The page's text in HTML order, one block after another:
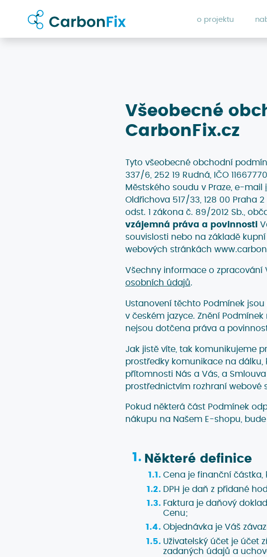
o projektu
Všeobecné
CarbonFix.cz
Tyto všeobecné obchodní
337/6, 252 19 Rudná, IČO
Městského soudu v Praze, e-mail
Oldřichova 517/33, 128 00 Praha
odst. 1 zákona č. 89/2012 Sb.,
vzájemná práva a povinnosti
souvislosti nebo na základě
webových stránkách
Všechny informace o
osobních údajů.
Ustanovení těchto Podmínek
v českém jazyce. Znění
nejsou dotčena práva a
Jak jistě víte, tak komunikujeme
prostředky komunikace na
přítomnosti Nás a Vás, a
prostřednictvím rozhraní webové
Pokud některá část Podmínek
nákupu na Našem E-shopu,
Některé definice
Cena je finanční částka,
DPH je daň z přidané
Faktura je daňový
Cenu;
Objednávka je Váš
Uživatelský účet je účet
zadaných údajů a